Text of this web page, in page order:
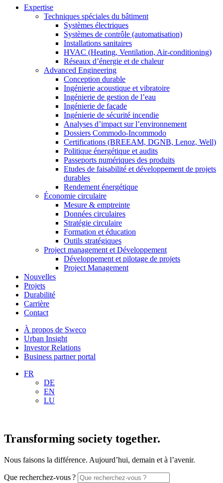
Expertise
Techniques spéciales du bâtiment
Systèmes électriques
Systèmes de contrôle (automatisation)
Installations sanitaires
HVAC (Heating, Ventilation, Air-conditioning)
Réseaux d’énergie et de chaleur
Advanced Engineering
Conception durable
Ingénierie acoustique et vibratoire
Ingénierie de gestion de l’eau
Ingénierie de façade
Ingénierie de sécurité incendie
Analyses d’impact sur l’environnement
Dossiers Commodo-Incommodo
Certifications (BREEAM, DGNB, Lenoz, Well)
Politique énergétique et audits
Passeports numériques des produits
Etudes de faisabilité et développement de projets
durables
Rendement énergétique
Économie circulaire
Mesure & emptreinte
Données circulaires
Stratégie circulaire
Formation et éducation
Outils stratégiques
Project management et Développement
Développement et pilotage de projets
Project Management
Nouvelles
Projets
Durabilité
Carrière
Contact
À propos de Sweco
Urban Insight
Investor Relations
Business partner portal
FR
DE
EN
LU
Transforming society together.
Nous faisons la différence. Aujourd’hui, demain et à l’avenir.
Que recherchez-vous ?